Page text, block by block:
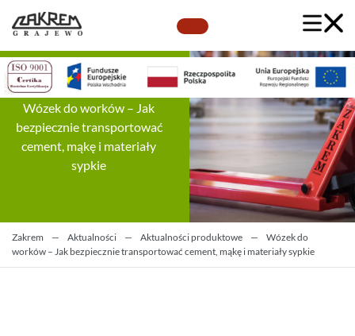
Wózek do worków – Jak
bezpiecznie transportować
cement, mąkę i materiały
sypkie
Zakrem — Aktualności — Aktualności produktowe —
Wózek do
worków – Jak bezpiecznie transportować cement, mąkę i materiały sypkie